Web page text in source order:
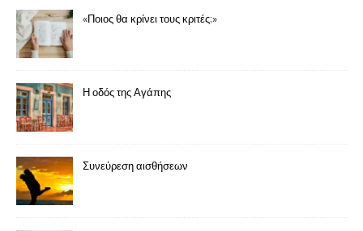
«Ποιος θα κρίνει τους κριτές;»
Η οδός της Αγάπης
Συνεύρεση αισθήσεων